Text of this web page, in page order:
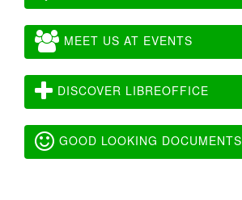
MEET US AT EVENTS
DISCOVER LIBREOFFICE
GOOD LOOKING DOCUMENTS